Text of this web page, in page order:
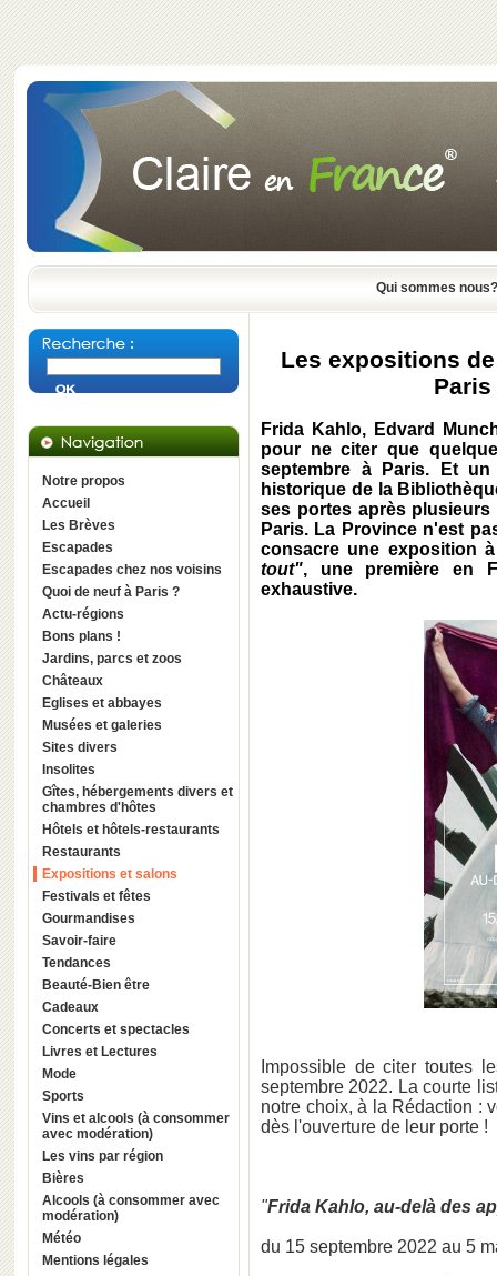
Qui sommes nous?
Notre propos
Accueil
Les Brèves
Escapades
Escapades chez nos voisins
Quoi de neuf à Paris ?
Actu-régions
Bons plans !
Jardins, parcs et zoos
Châteaux
Eglises et abbayes
Musées et galeries
Sites divers
Insolites
Gîtes, hébergements divers et
chambres d'hôtes
Hôtels et hôtels-restaurants
Restaurants
Expositions et salons
Festivals et fêtes
Gourmandises
Savoir-faire
Tendances
Beauté-Bien être
Cadeaux
Concerts et spectacles
Livres et Lectures
Mode
Sports
Vins et alcools (à consommer
avec modération)
Les vins par région
Bières
Alcools (à consommer avec
modération)
Météo
Mentions légales
Les expositions
Frida Kahlo, Edvard
pour ne citer que
septembre à
Paris. Et
historique de la
ses portes après
Paris. La Province n'est
consacre une exposition
tout", une première en
exhaustive.
Impossible de citer toutes
septembre 2022. La courte
notre choix, à la Rédaction :
dès l'ouverture de leur porte !
"Frida Kahlo, au-delà des
du 15 septembre 2022 au 5